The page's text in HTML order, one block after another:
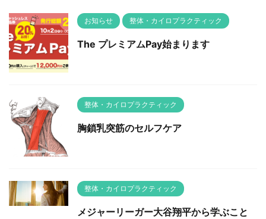
お知らせ 整体・カイロプラクティック
The プレミアムPay始まります
整体・カイロプラクティック
胸鎖乳突筋のセルフケア
整体・カイロプラクティック
メジャーリーガー大谷翔平から学ぶこと